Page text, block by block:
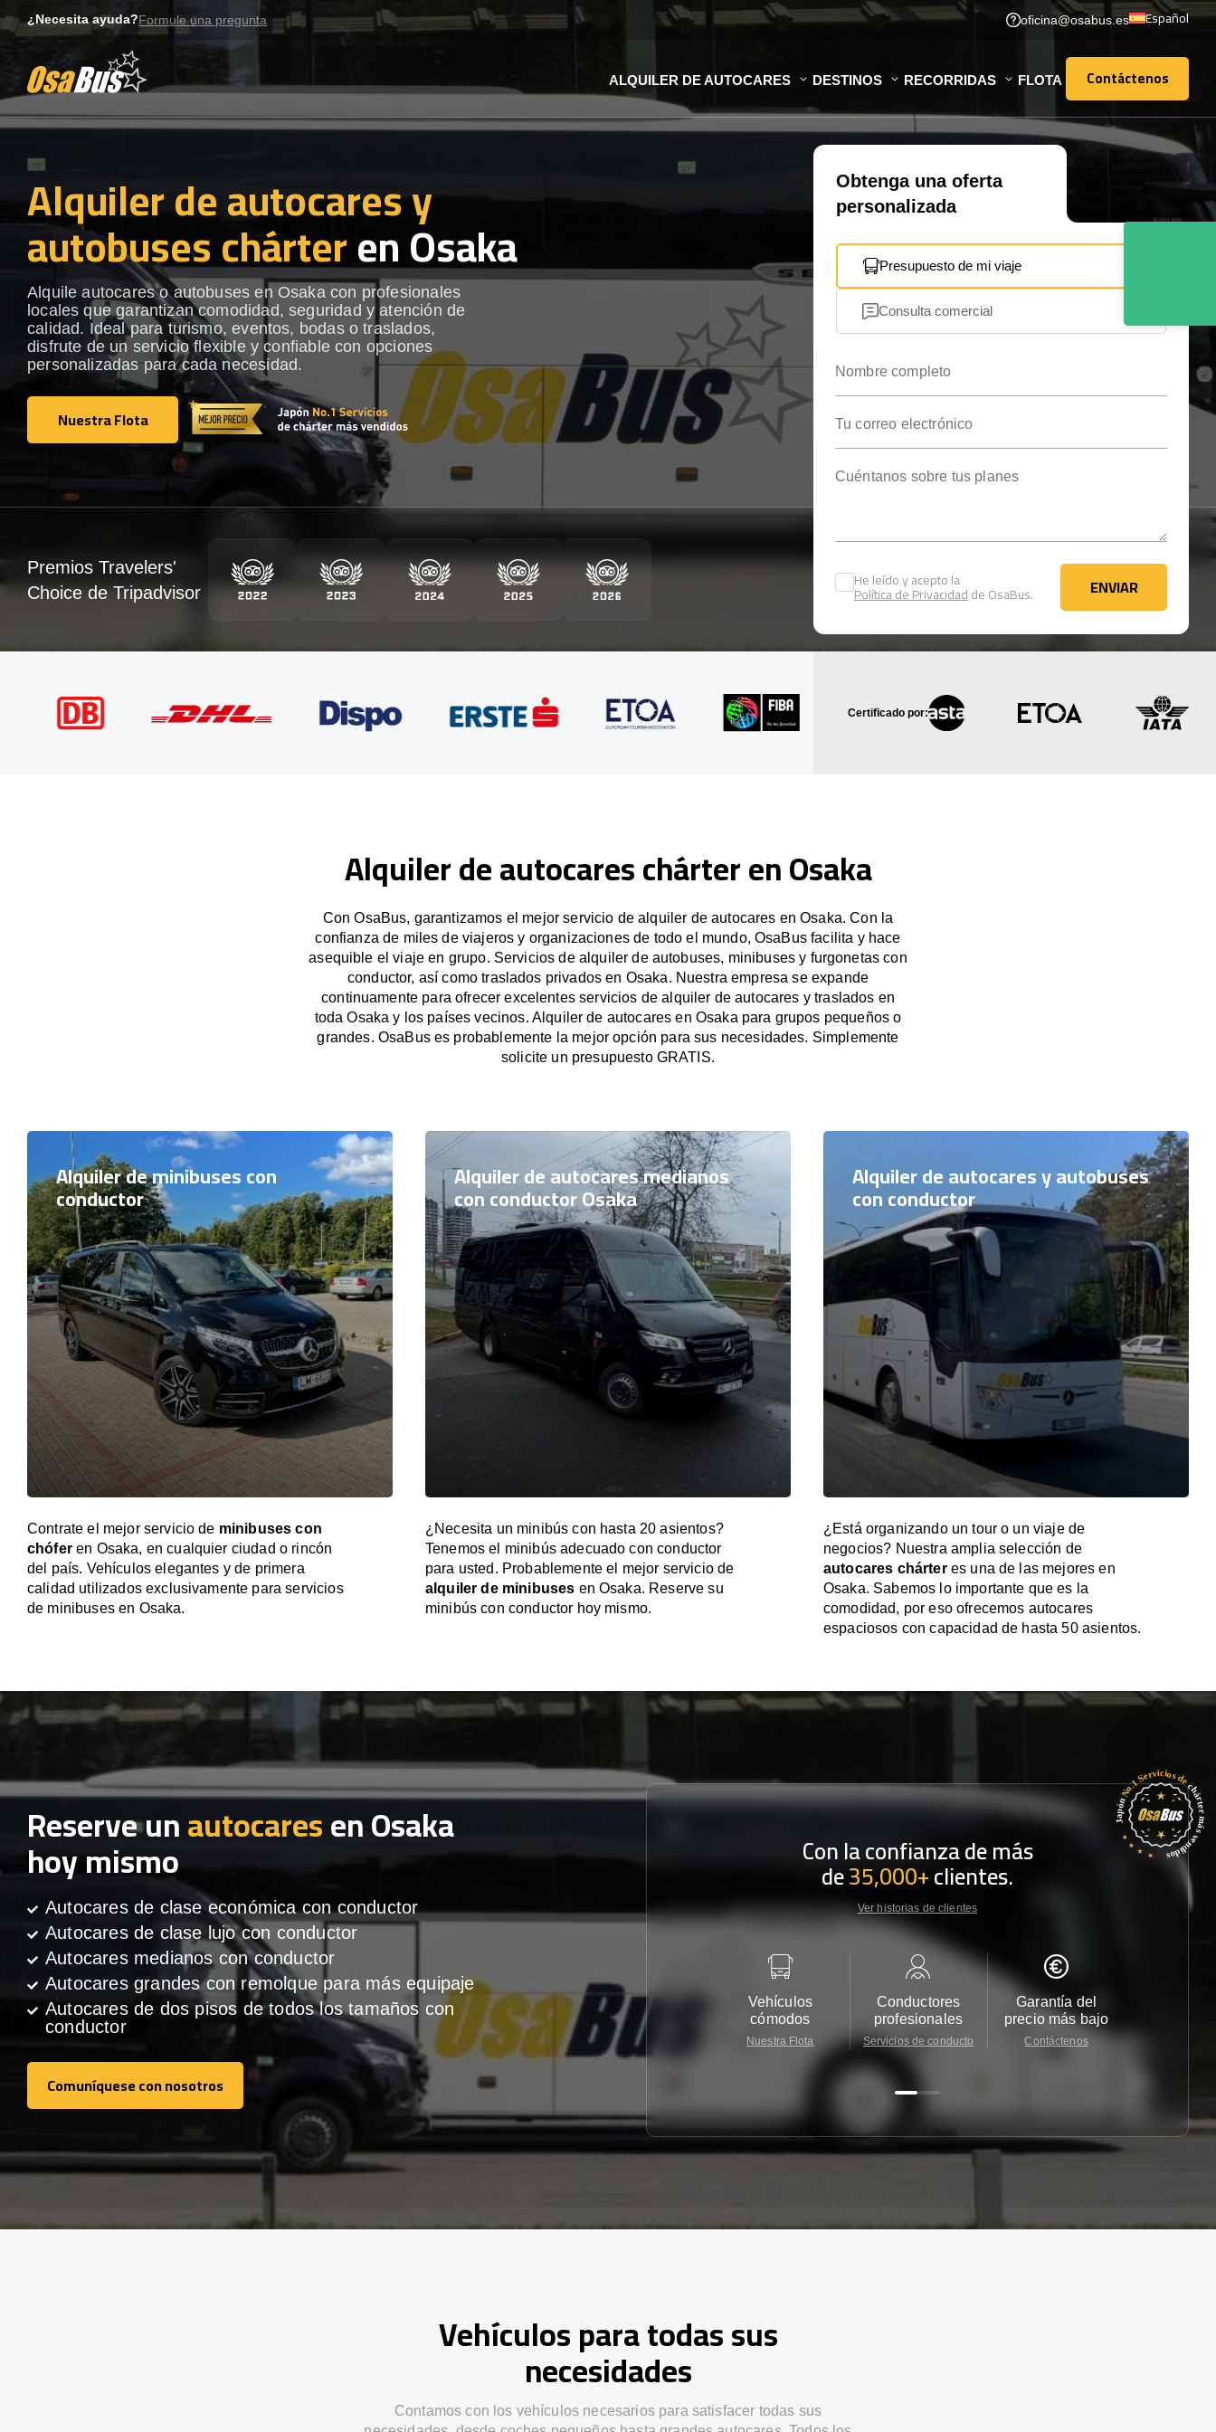
to
¿Necesita ayuda?Formule una pregunta oficina@osabus.es Español
ALQUILER DE AUTOCARES DESTINOS RECORRIDAS FLOTA Contáctenos
Contáctenos
Alquiler de autocares y
autobuses chárteren Osaka
Alquile autocares o autobuses en Osaka con profesionales
locales que garantizan comodidad, seguridad y atención de
calidad. Ideal para turismo, eventos, bodas o traslados,
disfrute de un servicio flexible y confiable con opciones
personalizadas para cada necesidad.
Nuestra Flota
Nuestra Flota
Obtenga una oferta
personalizada
Presupuesto de mi viaje
Consulta comercial
He leído y acepto la
Política de Privacidadde OsaBus. ENVIAR
ENVIAR
Premios Travelers'
Choice de Tripadvisor
Certificado por:
Alquiler de autocares chárter en Osaka
Con OsaBus, garantizamos el mejor servicio de alquiler de autocares en Osaka. Con la
confianza de miles de viajeros y organizaciones de todo el mundo, OsaBus facilita y hace
asequible el viaje en grupo. Servicios de alquiler de autobuses, minibuses y furgonetas con
conductor, así como traslados privados en Osaka. Nuestra empresa se expande
continuamente para ofrecer excelentes servicios de alquiler de autocares y traslados en
toda Osaka y los países vecinos. Alquiler de autocares en Osaka para grupos pequeños o
grandes. OsaBus es probablemente la mejor opción para sus necesidades. Simplemente
solicite un presupuesto GRATIS.
Alquiler de minibuses con
conductor
Contrate el mejor servicio de minibuses con
chóferen Osaka, en cualquier ciudad o rincón
del país. Vehículos elegantes y de primera
calidad utilizados exclusivamente para servicios
de minibuses en Osaka.
Alquiler de autocares medianos
con conductor Osaka
¿Necesita un minibús con hasta 20 asientos?
Tenemos el minibús adecuado con conductor
para usted. Probablemente el mejor servicio de
alquiler de minibuses en Osaka. Reserve su
minibús con conductor hoy mismo.
Alquiler de autocares y autobuses
con conductor
¿Está organizando un tour o un viaje de
negocios? Nuestra amplia selección de
autocares chárteres una de las mejores en
Osaka. Sabemos lo importante que es la
comodidad, por eso ofrecemos autocares
espaciosos con capacidad de hasta 50 asientos.
Reserve unautocaresen Osaka
hoy mismo
Autocares de clase económica con conductor
Autocares de clase lujo con conductor
Autocares medianos con conductor
Autocares grandes con remolque para más equipaje
Autocares de dos pisos de todos los tamaños con
conductor
Comuníquese con nosotros
Comuníquese con nosotros
Con la confianza de más
de35,000+clientes.
Ver historias de clientes
Vehículos
cómodos
Nuestra Flota
Conductores
profesionales
Servicios de conducto
Garantía del
precio más bajo
Contáctenos
Vehículos para todas sus
necesidades
Contamos con los vehículos necesarios para satisfacer todas sus